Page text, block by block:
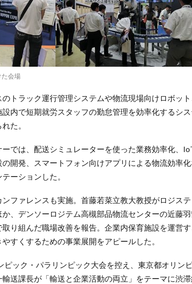
会場
トラック運行管理システムや物流現場向けロボッ
内で短期就労スタッフの勤怠管理を効率化するシ
た。
では、配送シミュレーターを使った業務効率化、
開発、スマートフォン向けアプリによる物流効率
ーションした。
ファレンスも実施。首藤若菜立教大教授がロジス
、デンソーロジテム高槻部品物流センターの近藤
り組んだ職場改善を報告。企業内保育施設を運営
すくするための事業展開をアピールした。
ピック・パラリンピック大会を控え、東京都オリン
送課長が「輸送と企業活動の両立」をテーマに渋